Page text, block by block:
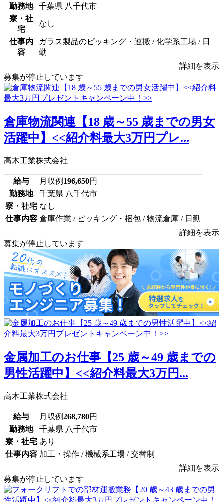
勤務地
千葉県 八千代市
寮・社
宅
なし
仕事内
容
ガラス製品のピッキング・運搬 / 化学系工場 / 日
勤
詳細を表示
募集が停止しています
倉庫物流関連【18 歳～55 歳までの男女
活躍中】<<紹介料最大3万円プレ...
高木工業株式会社
給与 月収例 196,650円
勤務地
千葉県 八千代市
寮・社宅 なし
仕事内容 倉庫作業 / ピッキング・梱包 / 物流倉庫 / 日勤
詳細を表示
募集が停止しています
金属加工のお仕事【25 歳～49 歳までの
男性活躍中】<<紹介料最大3万円...
高木工業株式会社
給与 月収例268,780円
勤務地
千葉県 八千代市
寮・社宅 あり
仕事内容 加工・操作 / 機械系工場 / 交替制
詳細を表示
募集が停止しています